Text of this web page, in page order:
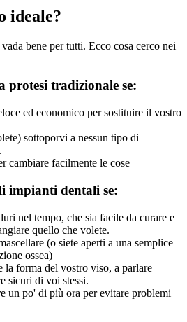
ideale?
bene per tutti. Ecco cosa cerco nei
protesi tradizionale se:
ed economico per sostituire il vostro
sottoporvi a nessun tipo di
cambiare facilmente le cose
impianti dentali se:
nel tempo, che sia facile da curare e
quello che volete.
(o siete aperti a una semplice
ossea)
la forma del vostro viso, a parlare
sicuri di voi stessi.
un po' di più ora per evitare problemi